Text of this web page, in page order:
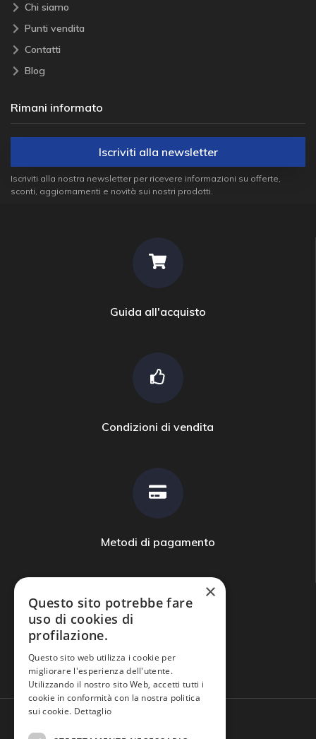
Chi siamo
Punti vendita
Contatti
Blog
Rimani informato
Iscriviti alla newsletter
Iscriviti alla nostra newsletter per ricevere informazioni su offerte,
sconti, aggiornamenti e novità sui nostri prodotti.
Guida all'acquisto
Condizioni di vendita
Metodi di pagamento
Domande frequenti
×
Questo sito potrebbe fare
uso di cookies di
profilazione.
Questo sito web utilizza i cookie per
migliorare l'esperienza dell'utente.
Utilizzando il nostro sito Web, accetti tutti i
cookie in conformità con la nostra politica
sui cookie. Dettaglio